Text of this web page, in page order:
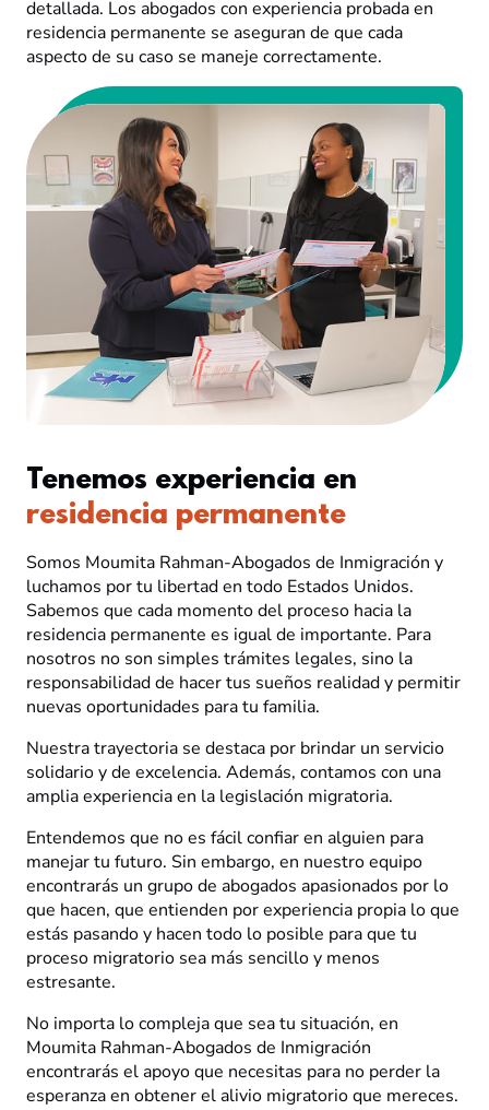
detallada. Los abogados con experiencia probada en
residencia permanente se aseguran de que cada
aspecto de su caso se maneje correctamente.
Tenemos experiencia en
residencia permanente
Somos Moumita Rahman-Abogados de Inmigración y
luchamos por tu libertad en todo Estados Unidos.
Sabemos que cada momento del proceso hacia la
residencia permanente es igual de importante. Para
nosotros no son simples trámites legales, sino la
responsabilidad de hacer tus sueños realidad y permitir
nuevas oportunidades para tu familia.
Nuestra trayectoria se destaca por brindar un servicio
solidario y de excelencia. Además, contamos con una
amplia experiencia en la legislación migratoria.
Entendemos que no es fácil confiar en alguien para
manejar tu futuro. Sin embargo, en nuestro equipo
encontrarás un grupo de abogados apasionados por lo
que hacen, que entienden por experiencia propia lo que
estás pasando y hacen todo lo posible para que tu
proceso migratorio sea más sencillo y menos
estresante.
No importa lo compleja que sea tu situación, en
Moumita Rahman-Abogados de Inmigración
encontrarás el apoyo que necesitas para no perder la
esperanza en obtener el alivio migratorio que mereces.